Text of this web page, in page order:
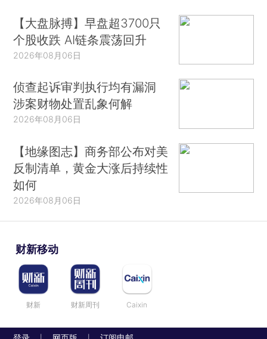
【大盘脉搏】早盘超3700只
个股收跌 AI链条震荡回升
2026年08月06日
侦查起诉审判执行均有漏洞
涉案财物处置乱象何解
2026年08月06日
【地缘图志】商务部公布对美
反制清单，黄金大涨后持续性
如何
2026年08月06日
财新移动
财新 财新周刊 Caixin